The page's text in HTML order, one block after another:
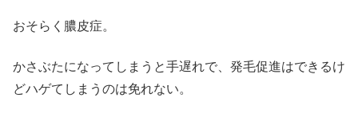
おそらく膿皮症。
かさぶたになってしまうと手遅れで、発毛促進はできるけ
どハゲてしまうのは免れない。